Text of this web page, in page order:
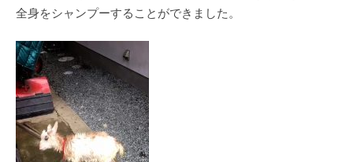
全身をシャンプーすることができました。